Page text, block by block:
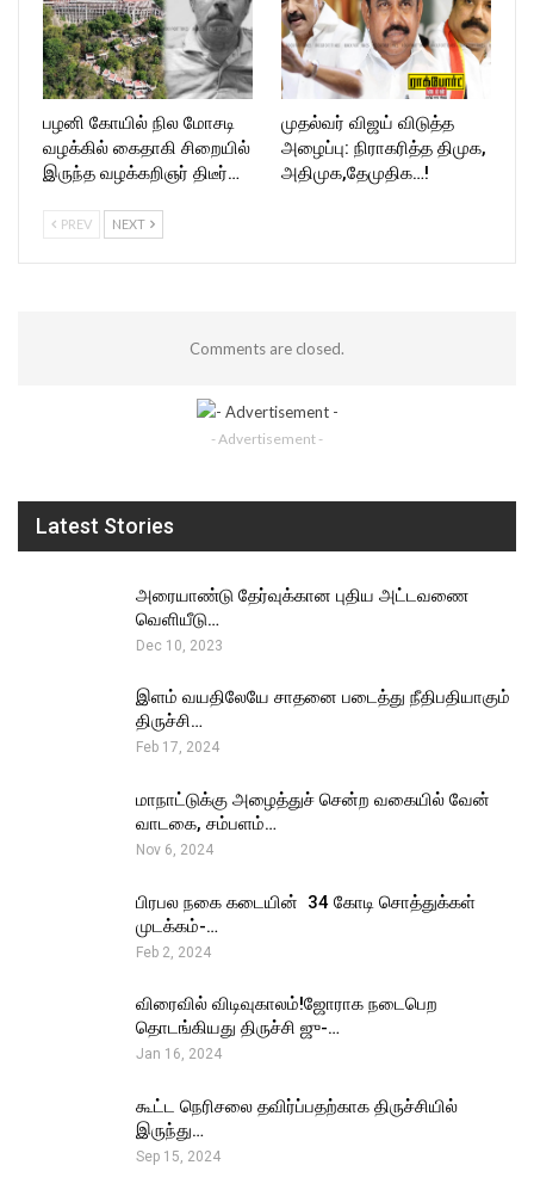
பழனி கோயில் நில மோசடி
வழக்கில் கைதாகி சிறையில்
இருந்த வழக்கறிஞர் திடீர்…
முதல்வர் விஜய் விடுத்த
அழைப்பு: நிராகரித்த திமுக,
அதிமுக,தேமுதிக…!
PREV NEXT
Comments are closed.
- Advertisement -
Latest Stories
அரையாண்டு தேர்வுக்கான புதிய அட்டவணை
வெளியீடு…
Dec 10, 2023
இளம் வயதிலேயே சாதனை படைத்து நீதிபதியாகும்
திருச்சி…
Feb 17, 2024
மாநாட்டுக்கு அழைத்துச் சென்ற வகையில் வேன்
வாடகை, சம்பளம்…
Nov 6, 2024
பிரபல நகை கடையின் ₹ 34 கோடி சொத்துக்கள்
முடக்கம்-…
Feb 2, 2024
விரைவில் விடிவுகாலம்!ஜோராக நடைபெற
தொடங்கியது திருச்சி ஜு-…
Jan 16, 2024
கூட்ட நெரிசலை தவிர்ப்பதற்காக திருச்சியில்
இருந்து…
Sep 15, 2024